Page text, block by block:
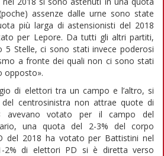
assenze dalle urne sono state
più larga di astensionisti del 2018
per Lepore. Da tutti gli altri partiti,
5 Stelle, ci sono stati invece poderosi
a fronte dei quali non ci sono stati
opposto».
di elettori tra un campo e l’altro, si
centrosinistra non attrae quote di
avevano votato per il campo del
una quota del 2-3% del corpo
del 2018 ha votato per Battistini nel
2% di elettori PD si è diretta verso